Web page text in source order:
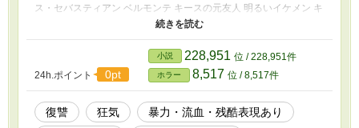
ス・セバスティアン ベルモンテ キースの元友人 明るいイケメン キ
ースを狂わせた張本人の一人 好きなものは、相手の奢りなら何で
24h.ポイント 0pt
小説 228,951 位 / 228,951件
ホラー 8,517 位 / 8,517件
復讐 狂気
暴力・流血・残酷表現あり